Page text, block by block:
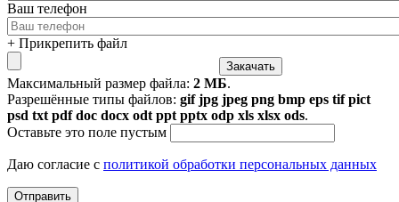
Ваш телефон
+ Прикрепить файл
Максимальный размер файла: 2 МБ.
Разрешённые типы файлов: gif jpg jpeg png bmp eps tif pict
psd txt pdf doc docx odt ppt pptx odp xls xlsx ods.
Оставьте это поле пустым
Даю согласие с политикой обработки персональных данных